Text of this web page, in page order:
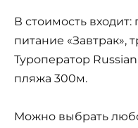
В стоимость
питание «Завтрак»,
Туроператор
пляжа 300м.
Можно выбрать